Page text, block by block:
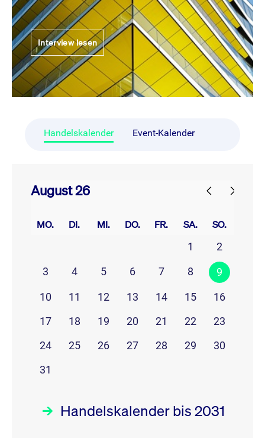
Interview lesen
Handelskalender Event-Kalender
August 26
MO. DI. MI. DO. FR. SA. SO.
1
2
3
4 5 6 7 8 9
10 11 12 13 14 15
16
17
18 19 20 21 22
23
24
25 26 27 28 29
30
31
Handelskalender bis 2031